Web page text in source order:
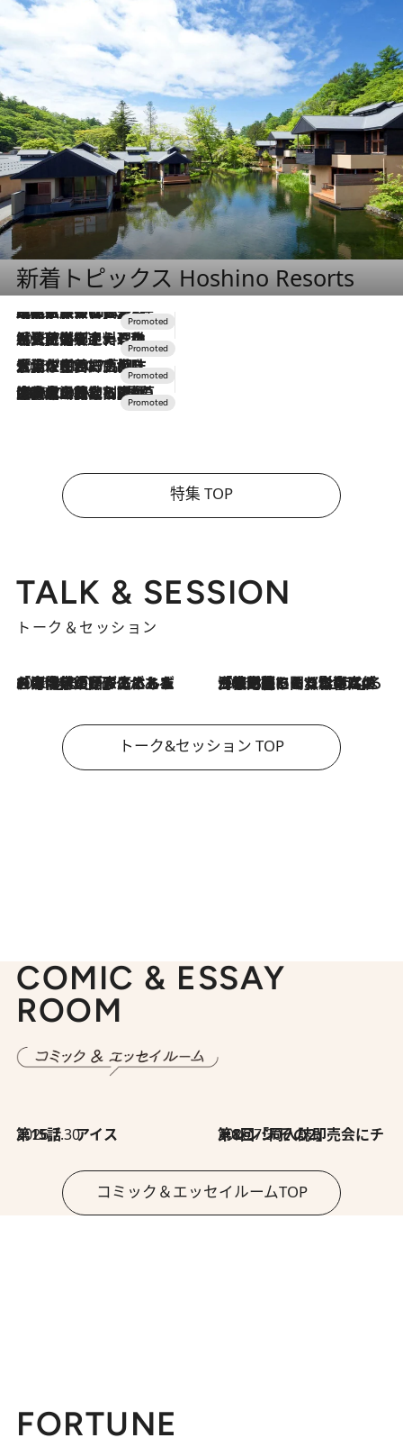
新着トピックス Hoshino Resorts
2026.7.31
【ホテル帰省】という選択肢をOMOが提案。家族とほどよい距離を保つには「昼は実家、夜は気兼ねなくホテルで！」
2026.7.24
【夏限定ディナーコース】旬を迎える稚鮎や花ズッキーニなどをイタリア・トスカーナの郷土料理の手法で満喫！
2026.7.17
「土佐和ハーブかき氷」がOMO7高知に登場！生姜、山椒、大葉など目にも舌にも涼を呼ぶ郷土の味
2026.7.10
NEW OPEN！【界 草津】名湯の地に誕生。趣の異なる2種の温泉と上州ならではの会席・蕎麦割烹など美食を味わう究極の癒やし旅
特集 TOP
TALK & SESSION
トーク＆セッション
2026.8.3
「今後値上げがあるとすれば…」「リスクがあるのは今年の冬」エネルギー専門家が語る、ホルムズ海峡封鎖が家庭にもたらす“ある心配” 2026.8.3
「住宅建てられない…」「サーチャージ料の高値が続いている」ホルムズ海峡封鎖による影響はいつまで続く？《エネルギー専門家に聞く“どうなる日本の暮らし”》
トーク&セッション TOP
COMIC & ESSAY
ROOM
2026.7.30
第15話 アイス 2026.7.30
第8回「同人誌即売会にチャレンジ その2」
コミック＆エッセイルームTOP
FORTUNE